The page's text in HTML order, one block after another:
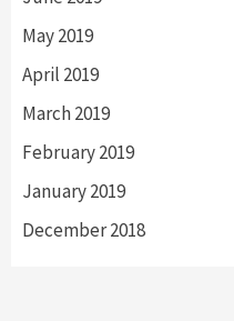
May 2019
April 2019
March 2019
February 2019
January 2019
December 2018